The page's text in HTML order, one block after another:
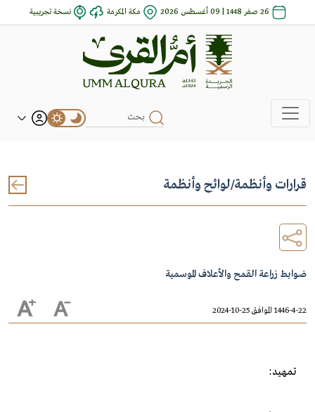
26 صفر 1448 | 09 أغسطس 2026 مكة المكرمة نسخة تجريبية
قرارات وأنظمة/لوائح وأنظمة
ضوابط زراعة القمح والأعلاف الموسمية
1446-4-22 الموافق 25-10-2024
تمهيد: